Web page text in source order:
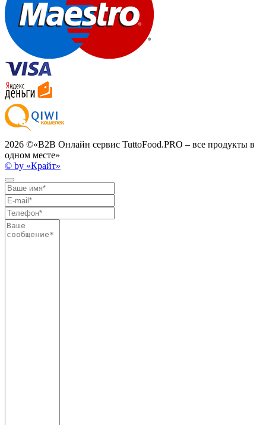
2026 ©«B2B Онлайн сервис TuttoFood.PRO – все продукты в
одном месте»
© by «Крайт»